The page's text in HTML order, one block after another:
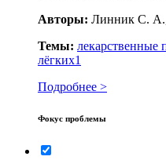
Авторы: Линник С.
Темы: лекарственные
лёгких1
Подробнее >
Фокус проблемы